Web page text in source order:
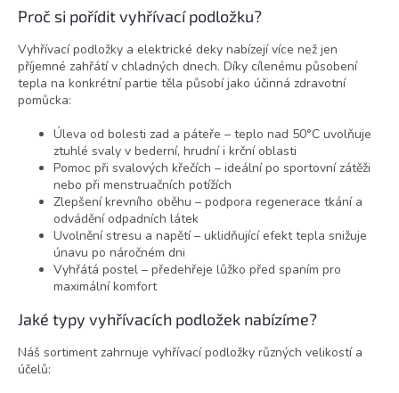
k
y
v
ý
p
u
Proč si pořídit vyhřívací podložku?
Vyhřívací podložky a elektrické deky nabízejí více než jen
příjemné zahřátí v chladných dnech. Díky cílenému působení
tepla na konkrétní partie těla působí jako účinná zdravotní
pomůcka:
Úleva od bolesti zad a páteře – teplo nad 50°C uvolňuje
ztuhlé svaly v bederní, hrudní i krční oblasti
Pomoc při svalových křečích – ideální po sportovní zátěži
nebo při menstruačních potížích
Zlepšení krevního oběhu – podpora regenerace tkání a
odvádění odpadních látek
Uvolnění stresu a napětí – uklidňující efekt tepla snižuje
únavu po náročném dni
Vyhřátá postel – předehřeje lůžko před spaním pro
maximální komfort
Jaké typy vyhřívacích podložek nabízíme?
Náš sortiment zahrnuje vyhřívací podložky různých velikostí a
účelů: